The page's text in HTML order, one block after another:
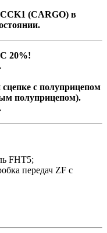
(CARGO) в
20%!
с полуприцепом
полуприцепом).
FHT5;
передач ZF с